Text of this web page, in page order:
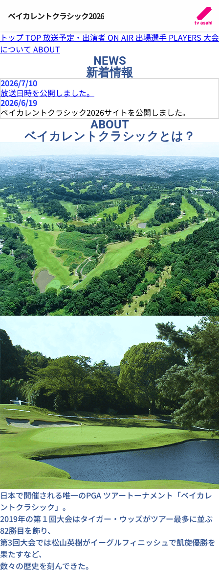
ベイカレントクラシック2026
トップTOP放送予定・出演者 ON AIR 出場選手 PLAYERS 大会
について ABOUT
NEWS
新着情報
2026/7/10
放送日時を公開しました。
2026/6/19
ベイカレントクラシック2026サイトを公開しました。
ABOUT
ベイカレントクラシックとは？
日本で開催される唯一のPGA ツアートーナメント「ベイカレ
ントクラシック」。
2019年の第１回大会はタイガー・ウッズがツアー最多に並ぶ
82勝目を飾り、
第3回大会では松山英樹がイーグルフィニッシュで凱旋優勝を
果たすなど、
数々の歴史を刻んできた。